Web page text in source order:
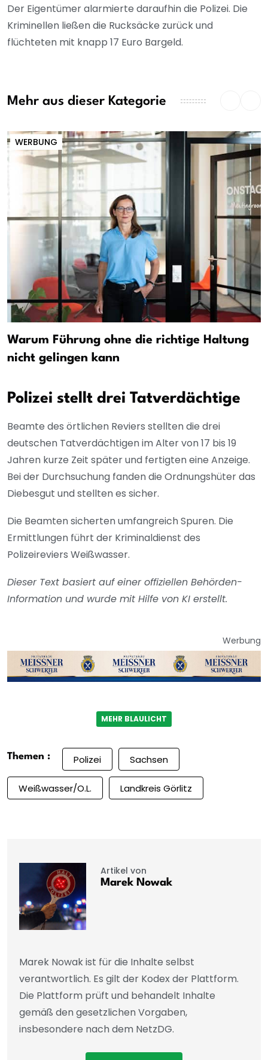
Der Eigentümer alarmierte daraufhin die Polizei. Die
Kriminellen ließen die Rucksäcke zurück und
flüchteten mit knapp 17 Euro Bargeld.
Mehr aus dieser Kategorie
WERBUNG
Warum Führung ohne die richtige Haltung
nicht gelingen kann
Polizei stellt drei Tatverdächtige
Beamte des örtlichen Reviers stellten die drei
deutschen Tatverdächtigen im Alter von 17 bis 19
Jahren kurze Zeit später und fertigten eine Anzeige.
Bei der Durchsuchung fanden die Ordnungshüter das
Diebesgut und stellten es sicher.
Die Beamten sicherten umfangreich Spuren. Die
Ermittlungen führt der Kriminaldienst des
Polizeireviers Weißwasser.
Dieser Text basiert auf einer offiziellen Behörden-
Information und wurde mit Hilfe von KI erstellt.
Werbung
MEHR BLAULICHT
Themen : Polizei Sachsen
Weißwasser/O.L. Landkreis Görlitz
Artikel von
Marek Nowak
Marek Nowak ist für die Inhalte selbst
verantwortlich. Es gilt der Kodex der Plattform.
Die Plattform prüft und behandelt Inhalte
gemäß den gesetzlichen Vorgaben,
insbesondere nach dem NetzDG.